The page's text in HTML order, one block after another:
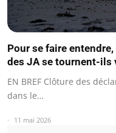
Pour se faire
des JA se tournent-ils
EN BREF Clôture des
dans le…
11 mai 2026